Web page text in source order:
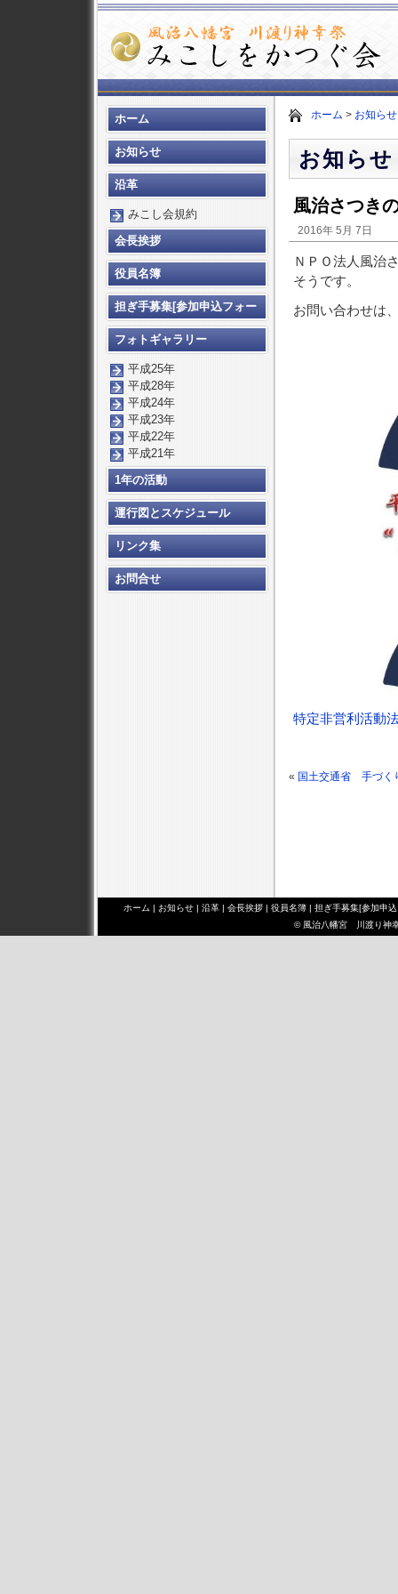
ホーム > お知らせ
お知らせ
風治さつき
2016年 5月 7日
ＮＰＯ法人風治
そうです。
お問い合わせは
特定非営利活動
« 国土交通省 手づく
ホーム
お知らせ
沿革
みこし会規約
会長挨拶
役員名簿
担ぎ手募集[参加申込フォー
ム]
フォトギャラリー
平成25年
平成28年
平成24年
平成23年
平成22年
平成21年
1年の活動
運行図とスケジュール
リンク集
お問合せ
ホーム | お知らせ | 沿革 | 会長挨拶 | 役員名簿 | 担ぎ手募集[参加申
© 風治八幡宮 川渡り神